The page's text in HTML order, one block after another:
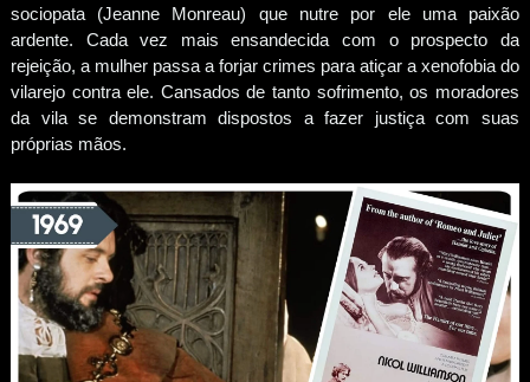
sociopata (Jeanne Monreau) que nutre por ele uma paixão
ardente. Cada vez mais ensandecida com o prospecto da
rejeição, a mulher passa a forjar crimes para atiçar a xenofobia do
vilarejo contra ele. Cansados de tanto sofrimento, os moradores
da vila se demonstram dispostos a fazer justiça com suas
próprias mãos.